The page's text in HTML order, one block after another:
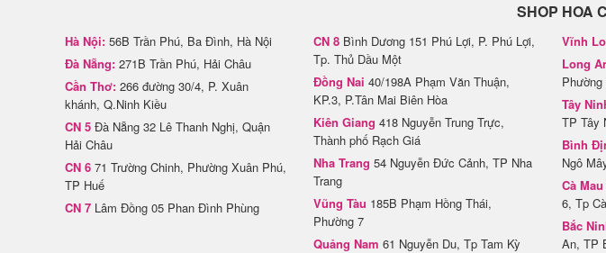
SHOP HOA
Hà Nội: 56B Trần Phú, Ba Đình, Hà Nội
Đà Nẵng: 271B Trần Phú, Hải Châu
Cần Thơ: 266 đường 30/4, P. Xuân
khánh, Q.Ninh Kiều
CN 5 Đà Nẵng 32 Lê Thanh Nghị, Quận
Hải Châu
CN 6 71 Trường Chinh, Phường Xuân Phú,
TP Huế
CN 7 Lâm Đồng 05 Phan Đình Phùng
CN 8 Bình Dương 151 Phú Lợi, P. Phú Lợi,
Tp. Thủ Dầu Một
Đồng Nai 40/198A Phạm Văn Thuận,
KP.3, P.Tân Mai Biên Hòa
Kiên Giang 418 Nguyễn Trung Trực,
Thành phố Rạch Giá
Nha Trang 54 Nguyễn Đức Cảnh, TP Nha
Trang
Vũng Tàu 185B Phạm Hồng Thái,
Phường 7
Quảng Nam 61 Nguyễn Du, Tp Tam Kỳ
Vĩnh
Long
Tây
TP Tây
Bình
Ngô
Cà Mau
6, Tp
Bắc
An, TP